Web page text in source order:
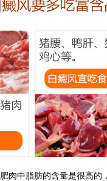
中脂肪的含量是很高的